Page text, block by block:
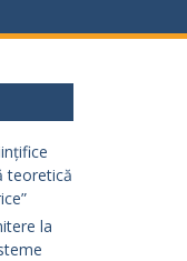
teoretică
la